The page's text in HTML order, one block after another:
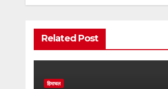
Related Post
हिमाचल